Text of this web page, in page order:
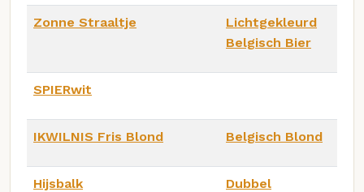
Zonne Straaltje
Lichtgekleurd
Belgisch Bier
SPIERwit
IKWILNIS Fris Blond Belgisch Blond
Hijsbalk Dubbel